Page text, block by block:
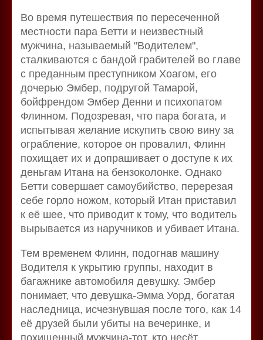
Во время путешествия по пересеченной
местности пара Бетти и неизвестный
мужчина, называемый "Водителем",
сталкиваются с бандой грабителей во главе
с преданным преступником Хоагом, его
дочерью Эмбер, подругой Тамарой,
бойфрендом Эмбер Денни и психопатом
Флинном. Подозревая, что пара богата, и
испытывая желание искупить свою вину за
ограбление, которое он провалил, Флинн
похищает их и допрашивает о доступе к их
деньгам Итана на бензоколонке. Однако
Бетти совершает самоубийство, перерезая
себе горло ножом, который Итан приставил
к её шее, что приводит к тому, что водитель
вырывается из наручников и убивает Итана.
Тем временем Флинн, подогнав машину
Водителя к укрытию группы, находит в
багажнике автомобиля девушку. Эмбер
понимает, что девушка-Эмма Уорд, богатая
наследница, исчезнувшая после того, как 14
её друзей были убиты на вечеринке, и